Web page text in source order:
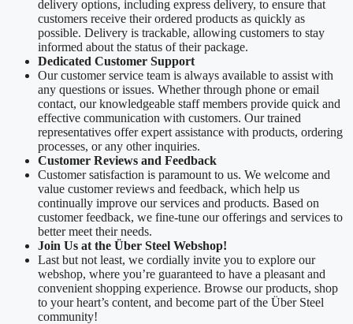
delivery options, including express delivery, to ensure that
customers receive their ordered products as quickly as
possible. Delivery is trackable, allowing customers to stay
informed about the status of their package.
Dedicated Customer Support
Our customer service team is always available to assist with
any questions or issues. Whether through phone or email
contact, our knowledgeable staff members provide quick and
effective communication with customers. Our trained
representatives offer expert assistance with products, ordering
processes, or any other inquiries.
Customer Reviews and Feedback
Customer satisfaction is paramount to us. We welcome and
value customer reviews and feedback, which help us
continually improve our services and products. Based on
customer feedback, we fine-tune our offerings and services to
better meet their needs.
Join Us at the Über Steel Webshop!
Last but not least, we cordially invite you to explore our
webshop, where you’re guaranteed to have a pleasant and
convenient shopping experience. Browse our products, shop
to your heart’s content, and become part of the Über Steel
community!